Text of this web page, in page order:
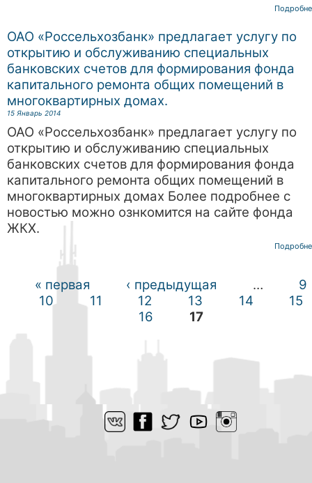
ОАО «Россельхозбанк» предлагает услугу по
открытию и обслуживанию специальных
банковских счетов для формирования фонда
капитального ремонта общих помещений в
многоквартирных домах.
15 Январь 2014
ОАО «Россельхозбанк» предлагает услугу по
открытию и обслуживанию специальных
банковских счетов для формирования фонда
капитального ремонта общих помещений в
многоквартирных домах Более подробнее с
новостью можно ознкомится на сайте фонда
ЖКХ.
Страницы
« первая ‹ предыдущая …
9
10
11 12 13 14
15
16
17